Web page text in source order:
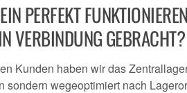
PERFEKT
VERBINDUNG GEBRACHT?
Kunden haben wir das
sondern wegeoptimiert nach